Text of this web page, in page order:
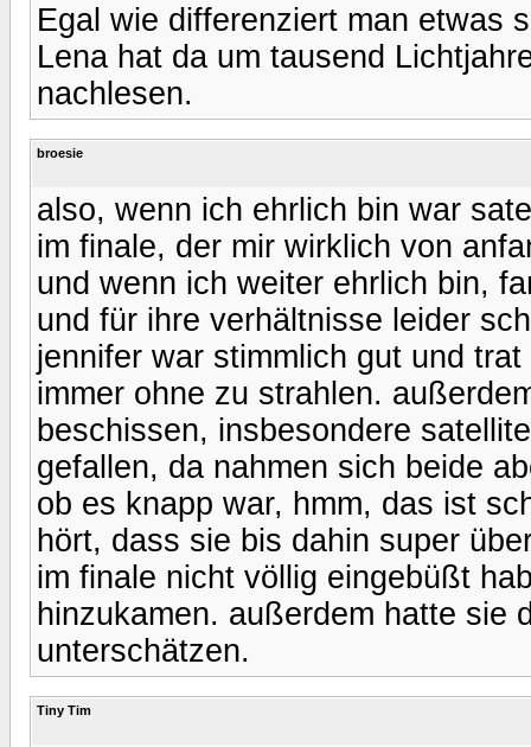
Egal wie differenziert man etwas
Lena hat da um tausend
nachlesen.
broesie
also, wenn ich ehrlich bin war
im finale, der mir wirklich von
und wenn ich weiter ehrlich bin,
und für ihre verhältnisse leider
jennifer war stimmlich gut und
immer ohne zu strahlen.
beschissen, insbesondere
gefallen, da nahmen sich beide
ob es knapp war, hmm, das ist
hört, dass sie bis dahin super
im finale nicht völlig eingebüßt
hinzukamen. außerdem hatte sie
unterschätzen.
Tiny Tim